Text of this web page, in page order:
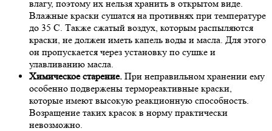
влагу, поэтому их нельзя хранить в открытом виде.
Влажные краски сушатся на противнях при температуре
до 35 С. Также сжатый воздух, которым распыляются
краски, не должен иметь капель воды и масла. Для этого
он пропускается через установку по сушке и
улавливанию масла.
Химическое старение. При неправильном хранении ему
особенно подвержены термореактивные краски,
которые имеют высокую реакционную способность.
Возращение таких красок в норму практически
невозможно.